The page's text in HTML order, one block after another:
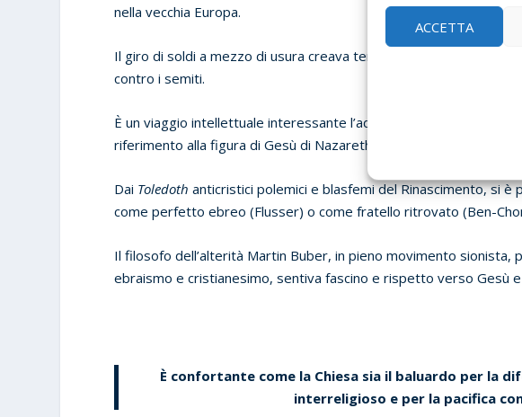
ACCETTA
nella vecchia Europa.
Il giro di soldi a mezzo di usura creava tensioni, interessi e
contro i semiti.
È un viaggio intellettuale interessante l’addentrarsi nella
riferimento alla figura di Gesù di Nazareth.
Dai Toledoth anticristici polemici e blasfemi del Rinascimento, si
come perfetto ebreo (Flusser) o come fratello ritrovato (Ben-
Il filosofo dell’alterità Martin Buber, in pieno movimento sionista,
ebraismo e cristianesimo, sentiva fascino e rispetto verso Gesù
È confortante come la Chiesa sia il baluardo per la
interreligioso e per la pacifica